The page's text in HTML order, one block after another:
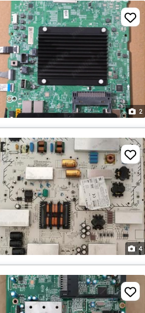
2
4